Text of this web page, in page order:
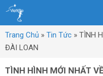
Trang Chủ » Tin Tức » TÌNH
ĐÀI LOAN
TÌNH HÌNH MỚI NHẤT